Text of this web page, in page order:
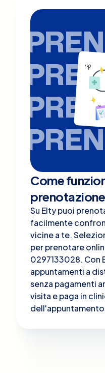
Come
Su Elty puoi
facilmente
vicine a te.
per prenotare
0297133028. Con
appuntamenti a
senza pagamenti
visita e paga in